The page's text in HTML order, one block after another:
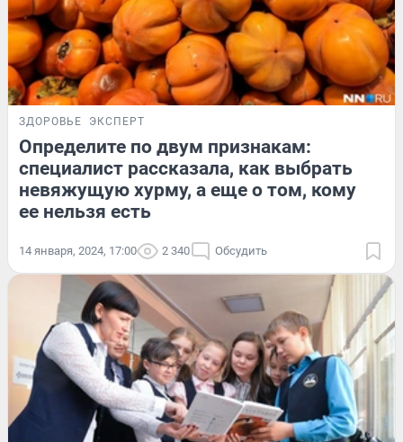
ЗДОРОВЬЕ ЭКСПЕРТ
Определите по двум признакам:
специалист рассказала, как выбрать
невяжущую хурму, а еще о том, кому
ее нельзя есть
14 января, 2024, 17:00 2 340 Обсудить